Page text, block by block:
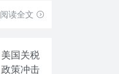
阅读全文
美国关税
政策冲击